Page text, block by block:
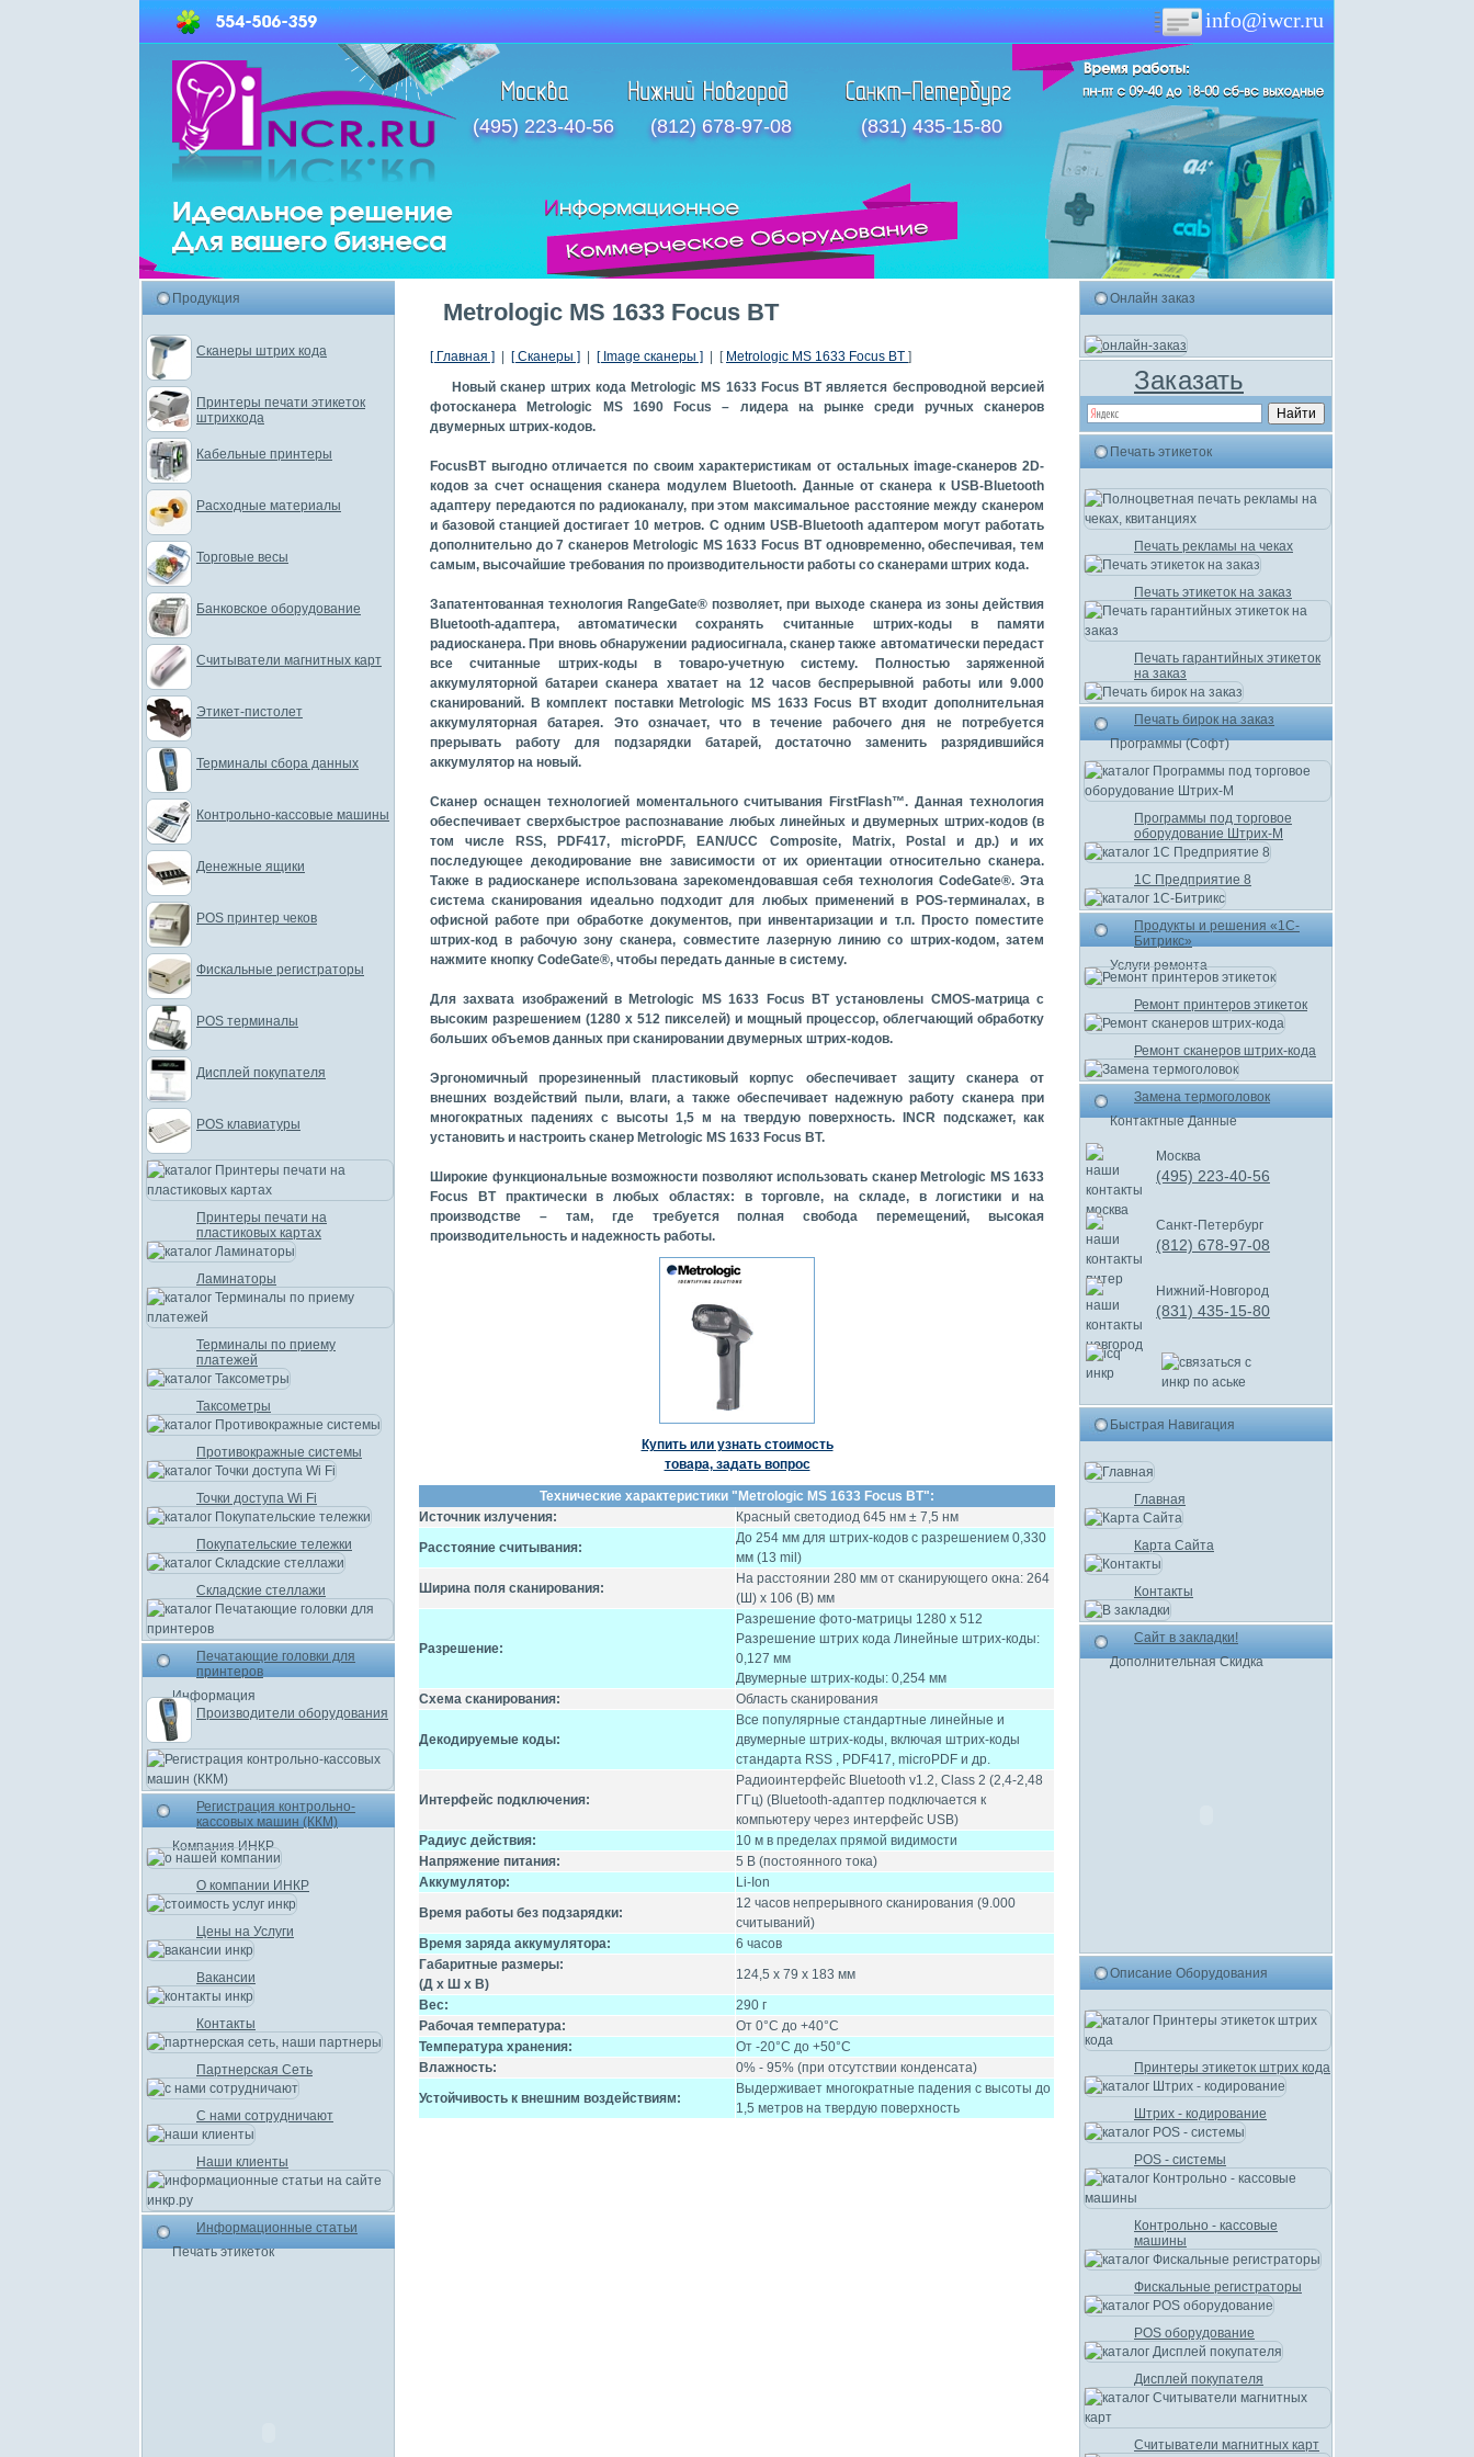
info@iwcr.ru
(495) 223-40-56 (812) 678-97-08 (831) 435-15-80
Metrologic MS 1633 Focus BT
[ Главная ] [ Сканеры ] [ Image сканеры ] | [ Metrologic MS 1633 Focus BT ]
Новый сканер штрих кода Metrologic MS 1633 Focus BT является беспроводной версией
фотосканера Metrologic MS 1690 Focus – лидера на рынке среди ручных сканеров
двумерных штрих-кодов.
FocusBT выгодно отличается по своим характеристикам от остальных image-сканеров 2D-
кодов за счет оснащения сканера модулем Bluetooth. Данные от сканера к USB-Bluetooth
адаптеру передаются по радиоканалу, при этом максимальное расстояние между сканером
и базовой станцией достигает 10 метров. С одним USB-Bluetooth адаптером могут работать
дополнительно до 7 сканеров Metrologic MS 1633 Focus BT одновременно, обеспечивая, тем
самым, высочайшие требования по производительности работы со сканерами штрих кода.
Запатентованная технология RangeGate® позволяет, при выходе сканера из зоны действия
Bluetooth-адаптера, автоматически сохранять считанные штрих-коды в памяти
радиосканера. При вновь обнаружении радиосигнала, сканер также автоматически передаст
все считанные штрих-коды в товаро-учетную систему. Полностью заряженной
аккумуляторной батареи сканера хватает на 12 часов беспрерывной работы или 9.000
сканирований. В комплект поставки Metrologic MS 1633 Focus BT входит дополнительная
аккумуляторная батарея. Это означает, что в течение рабочего дня не потребуется
прерывать работу для подзарядки батарей, достаточно заменить разрядившийся
аккумулятор на новый.
Сканер оснащен технологией моментального считывания FirstFlash™. Данная технология
обеспечивает сверхбыстрое распознавание любых линейных и двумерных штрих-кодов (в
том числе RSS, PDF417, microPDF, EAN/UCC Composite, Matrix, Postal и др.) и их
последующее декодирование вне зависимости от их ориентации относительно сканера.
Также в радиосканере использована зарекомендовавшая себя технология CodeGate®. Эта
система сканирования идеально подходит для любых применений в POS-терминалах, в
офисной работе при обработке документов, при инвентаризации и т.п. Просто поместите
штрих-код в рабочую зону сканера, совместите лазерную линию со штрих-кодом, затем
нажмите кнопку CodeGate®, чтобы передать данные в систему.
Для захвата изображений в Metrologic MS 1633 Focus BT установлены CMOS-матрица с
высоким разрешением (1280 x 512 пикселей) и мощный процессор, облегчающий обработку
больших объемов данных при сканировании двумерных штрих-кодов.
Эргономичный прорезиненный пластиковый корпус обеспечивает защиту сканера от
внешних воздействий пыли, влаги, а также обеспечивает надежную работу сканера при
многократных падениях с высоты 1,5 м на твердую поверхность. INCR подскажет, как
установить и настроить сканер Metrologic MS 1633 Focus BT.
Широкие функциональные возможности позволяют использовать сканер Metrologic MS 1633
Focus BT практически в любых областях: в торговле, на складе, в логистики и на
производстве – там, где требуется полная свобода перемещений, высокая
производительность и надежность работы.
Купить или узнать стоимость
товара, задать вопрос
Технические характеристики "Metrologic MS 1633 Focus BT":
Источник излучения:
Красный светодиод 645 нм ± 7,5 нм
Расстояние считывания:
До 254 мм для штрих-кодов с разрешением 0,330
мм (13 mil)
Ширина поля сканирования:
На расстоянии 280 мм от сканирующего окна: 264
(Ш) x 106 (В) мм
Разрешение:
Разрешение фото-матрицы 1280 x 512
Разрешение штрих кода Линейные штрих-коды:
0,127 мм
Двумерные штрих-коды: 0,254 мм
Схема сканирования:
Область сканирования
Декодируемые коды:
Все популярные стандартные линейные и
двумерные штрих-коды, включая штрих-коды
стандарта RSS , PDF417, microPDF и др.
Интерфейс подключения:
Радиоинтерфейс Bluetooth v1.2, Class 2 (2,4-2,48
ГГц) (Bluetooth-адаптер подключается к
компьютеру через интерфейс USB)
Радиус действия:
10 м в пределах прямой видимости
Напряжение питания:
5 В (постоянного тока)
Аккумулятор:
Li-Ion
Время работы без подзарядки:
12 часов непрерывного сканирования (9.000
считываний)
Время заряда аккумулятора:
6 часов
Габаритные размеры:
(Д х Ш х В)
124,5 х 79 х 183 мм
Вес:
290 г
Рабочая температура:
От 0°С до +40°С
Температура хранения:
От -20°С до +50°С
Влажность:
0% - 95% (при отсутствии конденсата)
Устойчивость к внешним воздействиям:
Выдерживает многократные падения с высоты до
1,5 метров на твердую поверхность
Продукция
Сканеры штрих кода
Принтеры печати этикеток
штрихкода
Кабельные принтеры
Расходные материалы
Торговые весы
Банковское оборудование
Считыватели магнитных карт
Этикет-пистолет
Терминалы сбора данных
Контрольно-кассовые машины
Денежные ящики
POS принтер чеков
Фискальные регистраторы
POS терминалы
Дисплей покупателя
POS клавиатуры
Принтеры печати на
пластиковых картах
Ламинаторы
Терминалы по приему
платежей
Таксометры
Противокражные системы
Точки доступа Wi Fi
Покупательские тележки
Складские стеллажи
Печатающие головки для
принтеров
Информация
Производители оборудования
Регистрация контрольно-
кассовых машин (ККМ)
Компания ИНКР
О компании ИНКР
Цены на Услуги
Вакансии
Контакты
Партнерская Сеть
С нами сотрудничают
Наши клиенты
Информационные статьи
Печать этикеток
Онлайн заказ
Заказать
Печать этикеток
Печать рекламы на чеках
Печать этикеток на заказ
Печать гарантийных этикеток
на заказ
Печать бирок на заказ
Программы (Софт)
Программы под торговое
оборудование Штрих-М
1С Предприятие 8
Продукты и решения «1С-
Битрикс»
Услуги ремонта
Ремонт принтеров этикеток
Ремонт сканеров штрих-кода
Замена термоголовок
Контактные Данные
Москва
(495) 223-40-56
Санкт-Петербург
(812) 678-97-08
Нижний-Новгород
(831) 435-15-80
Быстрая Навигация
Главная
Карта Сайта
Контакты
Сайт в закладки!
Дополнительная Скидка
Описание Оборудования
Принтеры этикеток штрих кода
Штрих - кодирование
POS - системы
Контрольно - кассовые
машины
Фискальные регистраторы
POS оборудование
Дисплей покупателя
Считыватели магнитных карт